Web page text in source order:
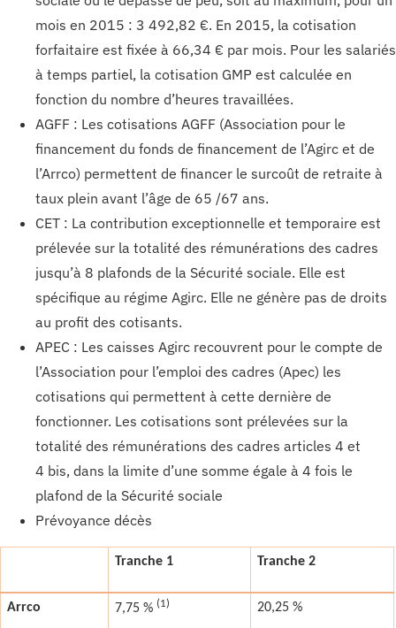
mois en 2015 : 3 492,82 €. En 2015, la cotisation
forfaitaire est fixée à 66,34 € par mois. Pour les salariés
à temps partiel, la cotisation GMP est calculée en
fonction du nombre d’heures travaillées.
AGFF : Les cotisations AGFF (Association pour le
financement du fonds de financement de l’Agirc et de
l’Arrco) permettent de financer le surcoût de retraite à
taux plein avant l’âge de 65 /67 ans.
CET : La contribution exceptionnelle et temporaire est
prélevée sur la totalité des rémunérations des cadres
jusqu’à 8 plafonds de la Sécurité sociale. Elle est
spécifique au régime Agirc. Elle ne génère pas de droits
au profit des cotisants.
APEC : Les caisses Agirc recouvrent pour le compte de
l’Association pour l’emploi des cadres (Apec) les
cotisations qui permettent à cette dernière de
fonctionner. Les cotisations sont prélevées sur la
totalité des rémunérations des cadres articles 4 et
4 bis, dans la limite d’une somme égale à 4 fois le
plafond de la Sécurité sociale
Prévoyance décès
Tranche 1 Tranche 2
Arrco 7,75 % (1) 20,25 %